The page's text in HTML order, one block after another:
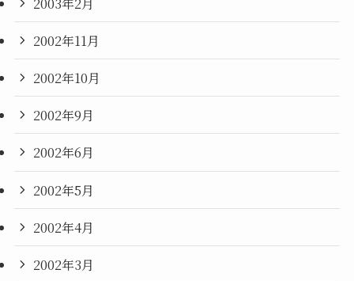
2002年11月
2002年10月
2002年9月
2002年6月
2002年5月
2002年4月
2002年3月